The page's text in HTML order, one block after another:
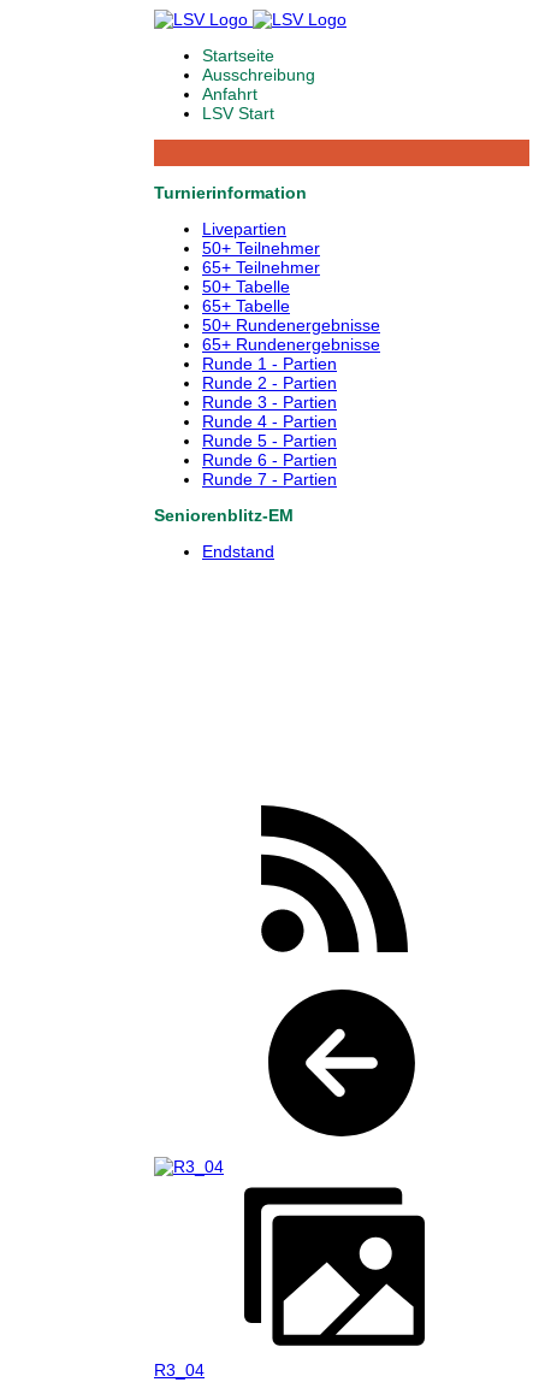
Startseite
Ausschreibung
Anfahrt
LSV Start
Turnierinformation
Livepartien
50+ Teilnehmer
65+ Teilnehmer
50+ Tabelle
65+ Tabelle
50+ Rundenergebnisse
65+ Rundenergebnisse
Runde 1 - Partien
Runde 2 - Partien
Runde 3 - Partien
Runde 4 - Partien
Runde 5 - Partien
Runde 6 - Partien
Runde 7 - Partien
Seniorenblitz-EM
Endstand
R3_04